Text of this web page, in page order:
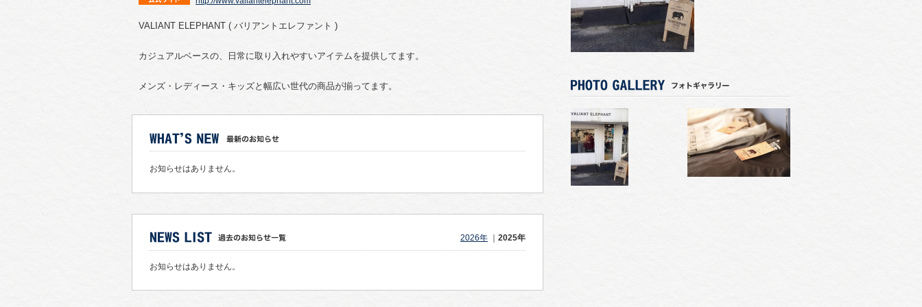
VALIANT ELEPHANT ( バリアントエレファント )
カジュアルベースの、日常に取り入れやすいアイテムを提供してます。
メンズ・レディース・キッズと幅広い世代の商品が揃ってます。
お知らせはありません。
2026年 2025年
お知らせはありません。